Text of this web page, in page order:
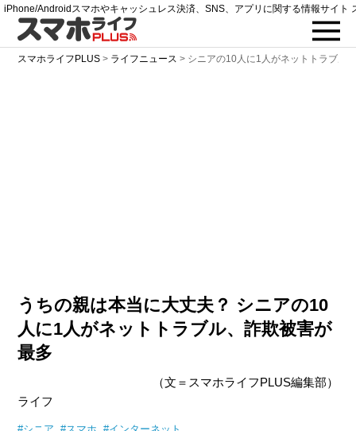
iPhone/Androidスマホやキャッシュレス決済、SNS、アプリに関する情報サイト
スマホライフPLUS > ライフニュース > シニアの10人に1人がネットトラブル
うちの親は本当に大丈夫？ シニアの10
人に1人がネットトラブル、詐欺被害が
最多
（文＝スマホライフPLUS編集部）
ライフ